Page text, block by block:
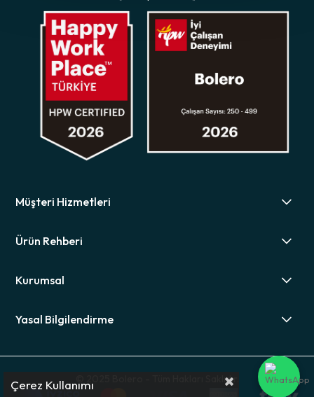
Müşteri Hizmetleri
Ürün Rehberi
Kurumsal
Yasal Bilgilendirme
© 2025 Bolero - Tüm Hakları Saklıdır.
Çerez Kullanımı